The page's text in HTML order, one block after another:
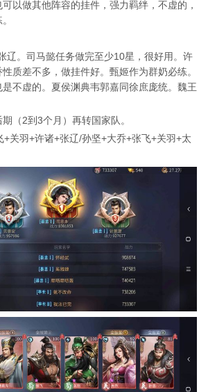
以做其他阵容的挂件，强力羁绊，不虚的，
辽。司马懿任务做完至少10星，很好用。许
质差不多，做挂件好。甄姬作为群奶必练。
不虚的。夏侯渊典韦郭嘉同徐庶庞统。魏王
（2到3个月）再转国家队。
关羽+许诸+张辽/孙坚+大乔+张飞+关羽+太